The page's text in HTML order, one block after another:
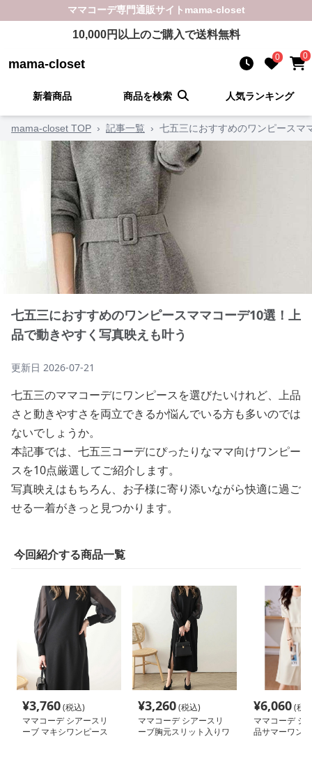
ママコーデ専門通販サイト mama-closet
10,000円以上のご購入で送料無料
mama-closet 0 0
新着商品 商品を検索 人気ランキング
mama-closet TOP › 記事一覧 › 七五三におすすめのワンピースマ
七五三におすすめのワンピースママコーデ10選！上
品で動きやすく写真映えも叶う
更新日 2026-07-21
七五三のママコーデにワンピースを選びたいけれど、上品
さと動きやすさを両立できるか悩んでいる方も多いのでは
ないでしょうか。
本記事では、七五三コーデにぴったりなママ向けワンピー
スを10点厳選してご紹介します。
写真映えはもちろん、お子様に寄り添いながら快適に過ご
せる一着がきっと見つかります。
今回紹介する商品一覧
¥3,760(税込)
ママコーデ シアースリ
ーブ マキシワンピース
¥3,260(税込)
ママコーデ シアースリ
ーブ胸元スリット入りワ
¥6,060(税
ママコーデ シ
品サマーワン